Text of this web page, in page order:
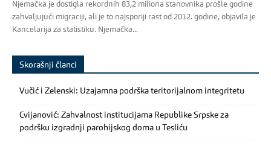
Njemačka je dostigla rekordnih 83,2 miliona stanovnika prošle godine
zahvaljujući migraciji, ali je to najsporiji rast od 2012. godine, objavila je
Kancelarija za statistiku. Njemačka...
Skorašnji članci
Vučić i Zelenski: Uzajamna podrška teritorijalnom integritetu
Cvijanović: Zahvalnost institucijama Republike Srpske za
podršku izgradnji parohijskog doma u Tesliću